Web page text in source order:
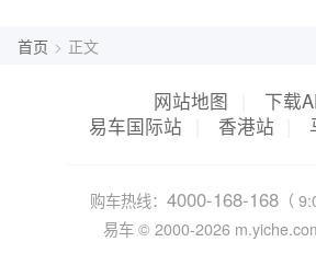
首页 > 正文
网站地图
下载
易车国际站
香港站
购车热线： 4000-168-168（
易车 © 2000-2026